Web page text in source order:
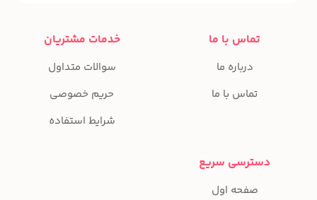
تماس با ما
درباره ما
تماس با ما
خدمات مشتریان
سوالات متداول
حریم خصوصی
شرایط استفاده
دسترسی سریع
صفحه اول